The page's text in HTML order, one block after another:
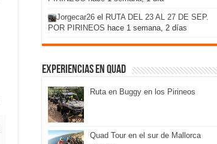
Jorgecar26 el RUTA DEL 23 AL 27 DE SEP.
POR PIRINEOS hace 1 semana, 2 días
Experiencias en Quad
Ruta en Buggy en los Pirineos
Quad Tour en el sur de Mallorca